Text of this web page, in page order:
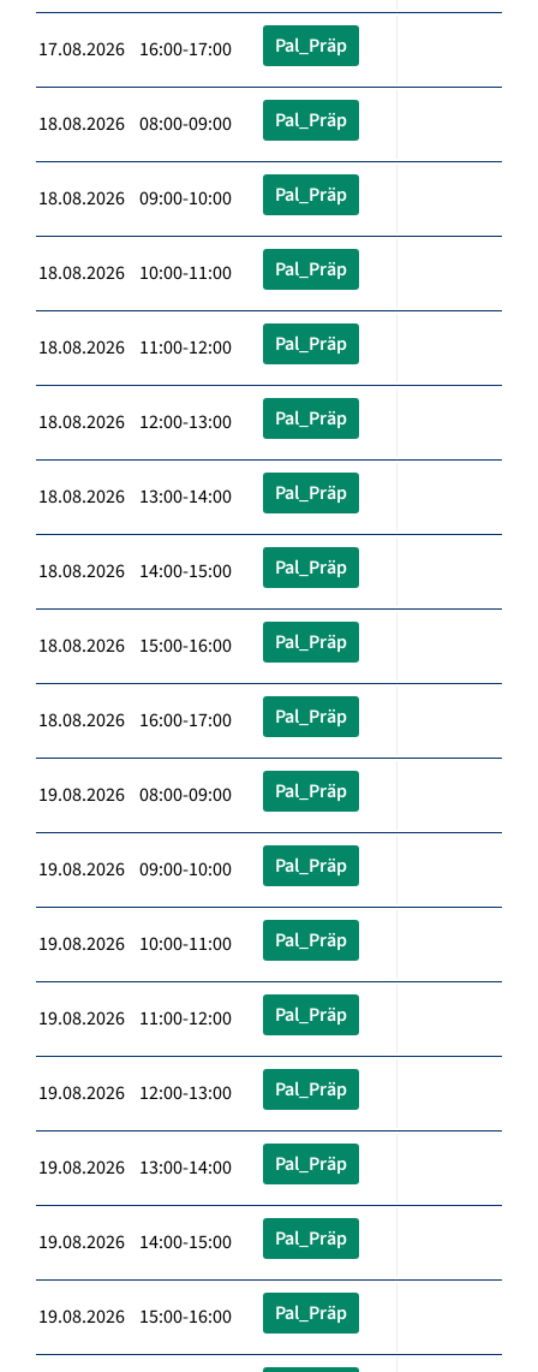
17.08.2026 16:00-17:00 Pal_Präp
18.08.2026 08:00-09:00 Pal_Präp
18.08.2026 09:00-10:00 Pal_Präp
18.08.2026 10:00-11:00 Pal_Präp
18.08.2026 11:00-12:00 Pal_Präp
18.08.2026 12:00-13:00 Pal_Präp
18.08.2026 13:00-14:00 Pal_Präp
18.08.2026 14:00-15:00 Pal_Präp
18.08.2026 15:00-16:00 Pal_Präp
18.08.2026 16:00-17:00 Pal_Präp
19.08.2026 08:00-09:00 Pal_Präp
19.08.2026 09:00-10:00 Pal_Präp
19.08.2026 10:00-11:00 Pal_Präp
19.08.2026 11:00-12:00 Pal_Präp
19.08.2026 12:00-13:00 Pal_Präp
19.08.2026 13:00-14:00 Pal_Präp
19.08.2026 14:00-15:00 Pal_Präp
19.08.2026 15:00-16:00 Pal_Präp